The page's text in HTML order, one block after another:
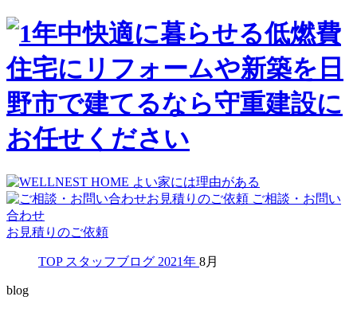
ご相談・お問い
合わせ
お見積りのご依頼
TOP スタッフブログ 2021年 8月
blog